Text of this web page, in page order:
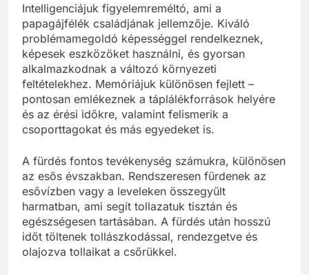
Intelligenciájuk figyelemreméltó, ami a
papagájfélék családjának jellemzője. Kiváló
problémamegoldó képességgel rendelkeznek,
képesek eszközöket használni, és gyorsan
alkalmazkodnak a változó környezeti
feltételekhez. Memóriájuk különösen fejlett –
pontosan emlékeznek a táplálékforrások helyére
és az érési időkre, valamint felismerik a
csoporttagokat és más egyedeket is.
A fürdés fontos tevékenység számukra, különösen
az esős évszakban. Rendszeresen fürdenek az
esővízben vagy a leveleken összegyűlt
harmatban, ami segít tollazatuk tisztán és
egészségesen tartásában. A fürdés után hosszú
időt töltenek tollászkodással, rendezgetve és
olajozva tollaikat a csőrükkel.